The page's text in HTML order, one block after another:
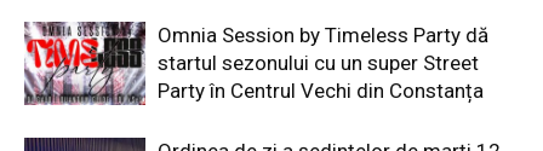
Omnia Session by Timeless Party dă
startul sezonului cu un super Street
Party în Centrul Vechi din Constanța